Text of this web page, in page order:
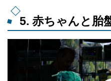
5. 赤ちゃんと胎